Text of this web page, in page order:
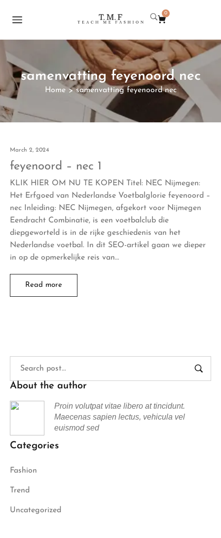
0
samenvatting feyenoord nec
Home > samenvatting feyenoord nec
March 2, 2024
feyenoord – nec 1
KLIK HIER OM NU TE KOPEN Titel: NEC Nijmegen:
Het Erfgoed van Nederlandse Voetbalglorie feyenoord –
nec Inleiding: NEC Nijmegen, afgekort voor Nijmegen
Eendracht Combinatie, is een voetbalclub die
diepgeworteld is in de rijke geschiedenis van het
Nederlandse voetbal. In dit SEO-artikel gaan we dieper
in op de opmerkelijke reis van…
Read more
About the author
Proin volutpat vitae libero at tincidunt.
Maecenas sapien lectus, vehicula vel
euismod sed
Categories
Fashion
Trend
Uncategorized